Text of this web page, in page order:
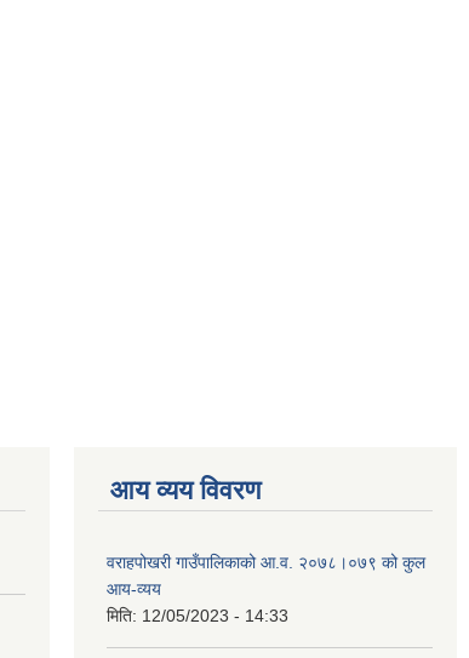
आय व्यय विवरण
वराहपोखरी गाउँपालिकाको आ.व. २०७८।०७९ को कुल
आय-व्यय
मिति: 12/05/2023 - 14:33